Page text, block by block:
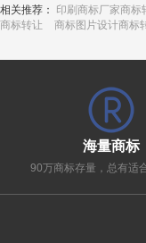
相关推荐： 印刷商标厂家商标
商标转让
商标图片设计商标
海量商标
90万商标存量，总有适